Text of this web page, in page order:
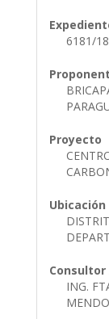
6181/18
Proyecto
Ubicación
ING.